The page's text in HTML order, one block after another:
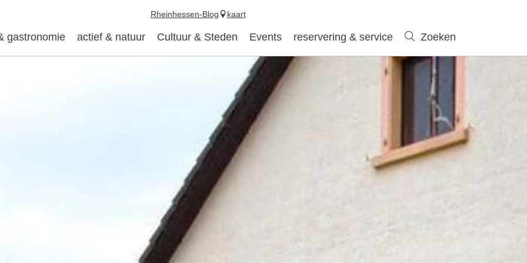
gastronomie actief & natuur Cultuur & Steden Events reservering & service Zoeken
Rheinhessen-Blog kaart